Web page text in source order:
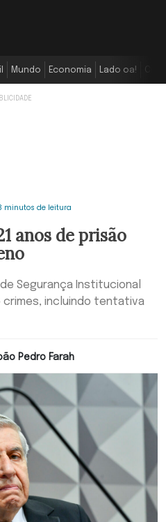
Mundo Economia Lado oa!
minutos de leitura
anos de prisão
Segurança Institucional
incluindo tentativa
Pedro Farah